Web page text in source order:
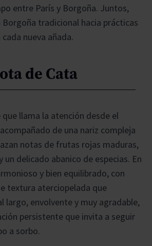
entre París y Borgoña. Juntos,
tradicional hacia prácticas
nueva añada.
de Cata
llama la atención desde el
de una nariz compleja
notas de frutas rojas maduras,
un delicado abanico de especias. En
y bien equilibrado, con
textura aterciopelada que
largo, envolvente y muy agradable,
persistente que invita a seguir
a sorbo.